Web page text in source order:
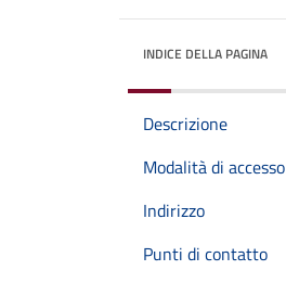
INDICE DELLA PAGINA
Descrizione
Modalità di accesso
Indirizzo
Punti di contatto